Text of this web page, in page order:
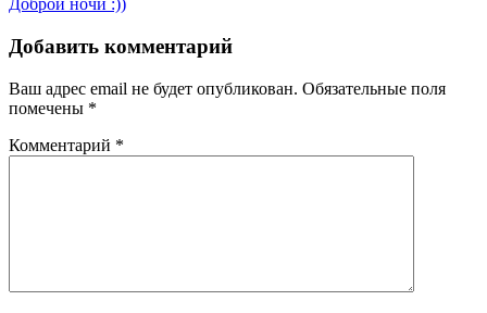
Доброй ночи :))
Добавить комментарий
Ваш адрес email не будет опубликован. Обязательные поля
помечены *
Комментарий *